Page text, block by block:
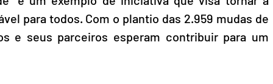
para todos. Com o plantio das 2.959 mudas de
e seus parceiros esperam contribuir para um